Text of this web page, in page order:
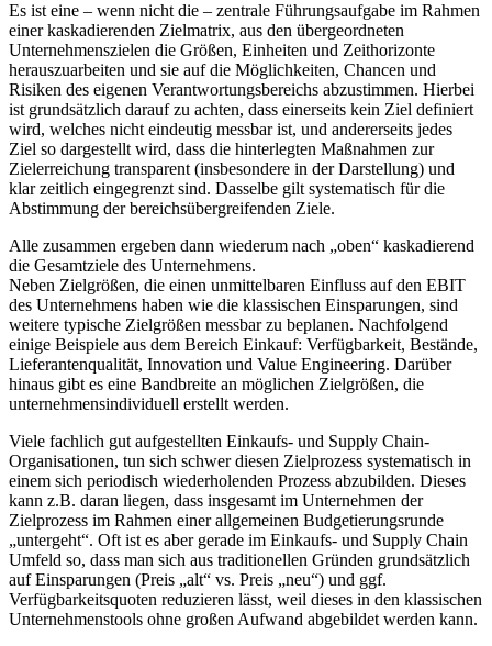
Es ist eine – wenn nicht die – zentrale Führungsaufgabe im Rahmen
einer kaskadierenden Zielmatrix, aus den übergeordneten
Unternehmenszielen die Größen, Einheiten und Zeithorizonte
herauszuarbeiten und sie auf die Möglichkeiten, Chancen und
Risiken des eigenen Verantwortungsbereichs abzustimmen. Hierbei
ist grundsätzlich darauf zu achten, dass einerseits kein Ziel definiert
wird, welches nicht eindeutig messbar ist, und andererseits jedes
Ziel so dargestellt wird, dass die hinterlegten Maßnahmen zur
Zielerreichung transparent (insbesondere in der Darstellung) und
klar zeitlich eingegrenzt sind. Dasselbe gilt systematisch für die
Abstimmung der bereichsübergreifenden Ziele.
Alle zusammen ergeben dann wiederum nach „oben“ kaskadierend
die Gesamtziele des Unternehmens.
Neben Zielgrößen, die einen unmittelbaren Einfluss auf den EBIT
des Unternehmens haben wie die klassischen Einsparungen, sind
weitere typische Zielgrößen messbar zu beplanen. Nachfolgend
einige Beispiele aus dem Bereich Einkauf: Verfügbarkeit, Bestände,
Lieferantenqualität, Innovation und Value Engineering. Darüber
hinaus gibt es eine Bandbreite an möglichen Zielgrößen, die
unternehmensindividuell erstellt werden.
Viele fachlich gut aufgestellten Einkaufs- und Supply Chain-
Organisationen, tun sich schwer diesen Zielprozess systematisch in
einem sich periodisch wiederholenden Prozess abzubilden. Dieses
kann z.B. daran liegen, dass insgesamt im Unternehmen der
Zielprozess im Rahmen einer allgemeinen Budgetierungsrunde
„untergeht“. Oft ist es aber gerade im Einkaufs- und Supply Chain
Umfeld so, dass man sich aus traditionellen Gründen grundsätzlich
auf Einsparungen (Preis „alt“ vs. Preis „neu“) und ggf.
Verfügbarkeitsquoten reduzieren lässt, weil dieses in den klassischen
Unternehmenstools ohne großen Aufwand abgebildet werden kann.